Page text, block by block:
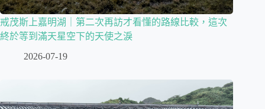
戒茂斯上嘉明湖｜第二次再訪才看懂的路線比較，這次
終於等到滿天星空下的天使之淚
2026-07-19